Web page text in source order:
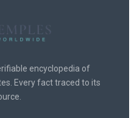
encyclopedia of
Every fact traced to its